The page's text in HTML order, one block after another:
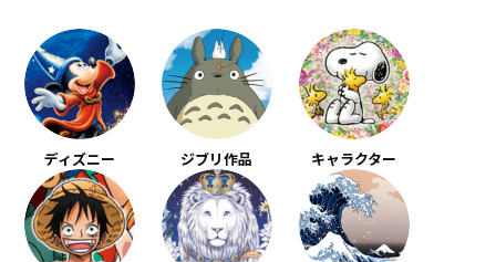
ディズニー ジブリ作品 キャラクター